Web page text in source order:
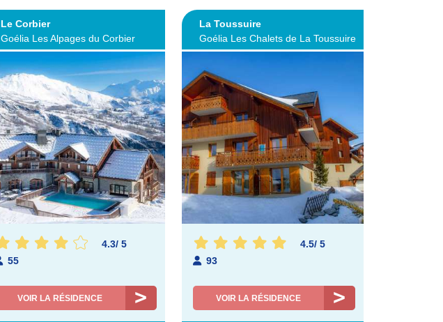
Le Corbier
Goélia Les Alpages du Corbier
4.3/ 5
55
VOIR LA RÉSIDENCE
La Toussuire
Goélia Les Chalets de La Toussuire
4.5/ 5
93
VOIR LA RÉSIDENCE